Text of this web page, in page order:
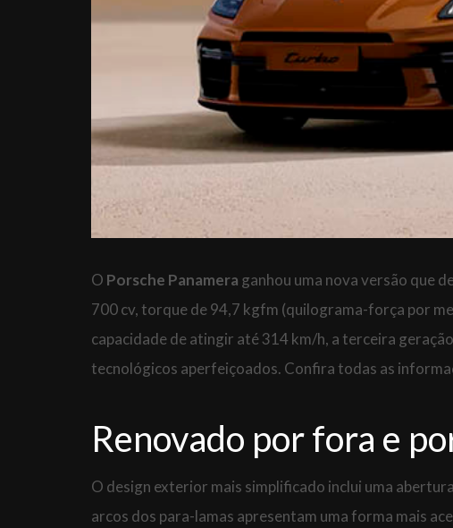
O Porsche Panamera ganhou uma nova versão que
700 cv, torque de 94,7 kgfm (quilograma-força por
capacidade de atingir até 314 km/h, a terceira
tecnológicos aperfeiçoados. Confira todas as
Renovado por fora e
O design exterior mais simplificado inclui uma
arcos dos para-lamas apresentam uma forma mais